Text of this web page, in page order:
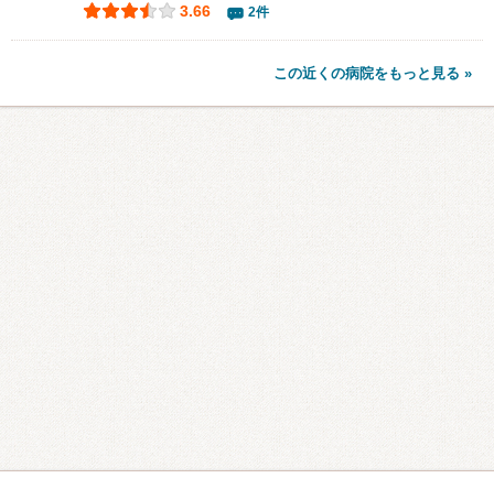
3.66 2件
この近くの病院をもっと見る »